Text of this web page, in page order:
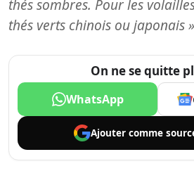
thés sombres. Pour les
thés verts chinois ou japonais
On ne se quitte
WhatsApp
Ajouter comme